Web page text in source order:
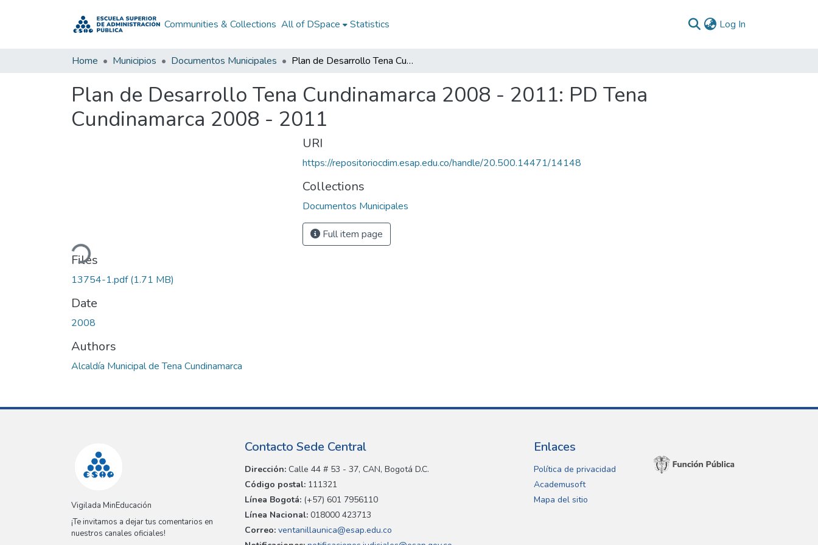
Communities & Collections All of DSpace Statistics Log In
Home Municipios Documentos Municipales Plan de Desarrollo Tena Cundinamarca 2008 - 2011: PD Tena Cundinamarca 2008 - 2011
Plan de Desarrollo Tena Cundinamarca 2008 - 2011: PD Tena
Cundinamarca 2008 - 2011
Loading...
Files
13754-1.pdf(1.71 MB)
Date
2008
Authors
Alcaldía Municipal de Tena Cundinamarca
URI
https://repositoriocdim.esap.edu.co/handle/20.500.14471/14148
Collections
Documentos Municipales
Full item page
Vigilada MinEducación
¡Te invitamos a dejar tus comentarios en
nuestros canales oficiales!
Contacto Sede Central
Dirección: Calle 44 # 53 - 37, CAN, Bogotá D.C.
Código postal: 111321
Línea Bogotá: (+57) 601 7956110
Línea Nacional: 018000 423713
Correo: ventanillaunica@esap.edu.co
Enlaces
Política de privacidad
Academusoft
Mapa del sitio